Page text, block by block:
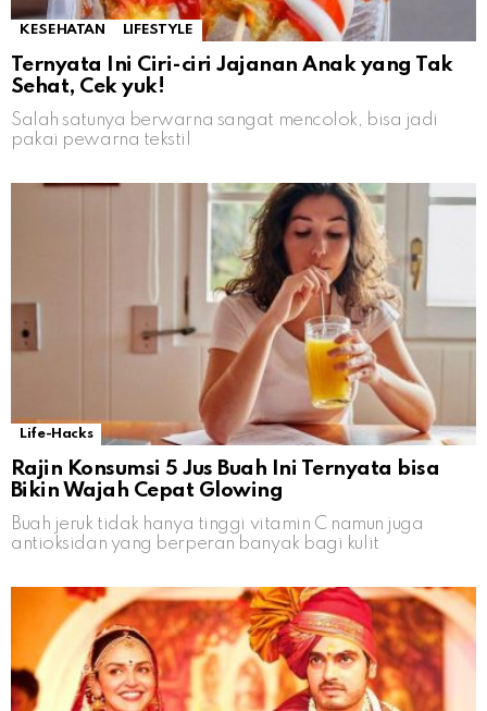
KESEHATAN LIFESTYLE
Ternyata Ini Ciri-ciri Jajanan Anak yang Tak
Sehat, Cek yuk!
Salah satunya berwarna sangat mencolok, bisa jadi
pakai pewarna tekstil
Life-Hacks
Rajin Konsumsi 5 Jus Buah Ini Ternyata bisa
Bikin Wajah Cepat Glowing
Buah jeruk tidak hanya tinggi vitamin C namun juga
antioksidan yang berperan banyak bagi kulit